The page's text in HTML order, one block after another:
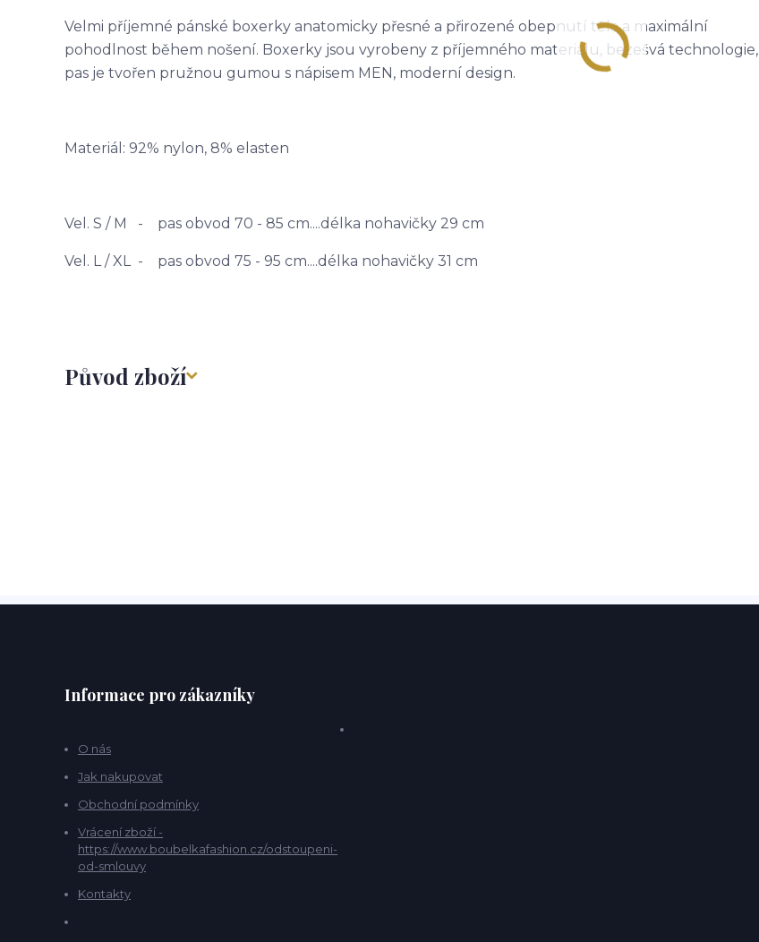
Velmi příjemné pánské boxerky anatomicky přesné a přirozené obepnutí těla a maximální
pohodlnost během nošení. Boxerky jsou vyrobeny z příjemného materiálu, bezešvá technologie,
pas je tvořen pružnou gumou s nápisem MEN, moderní design.
Materiál: 92% nylon, 8% elasten
Vel. S / M - pas obvod 70 - 85 cm....délka nohavičky 29 cm
Vel. L / XL - pas obvod 75 - 95 cm....délka nohavičky 31 cm
Původ zboží
Informace pro zákazníky
O nás
Jak nakupovat
Obchodní podmínky
Vrácení zboží -
https://www.boubelkafashion.cz/odstoupeni-
od-smlouvy
Kontakty